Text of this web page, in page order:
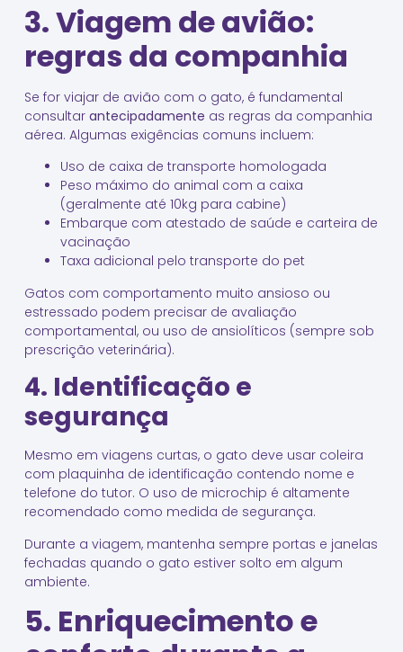
3. Viagem de avião:
regras da companhia
Se for viajar de avião com o gato, é fundamental
consultar antecipadamente as regras da companhia
aérea. Algumas exigências comuns incluem:
Uso de caixa de transporte homologada
Peso máximo do animal com a caixa
(geralmente até 10kg para cabine)
Embarque com atestado de saúde e carteira de
vacinação
Taxa adicional pelo transporte do pet
Gatos com comportamento muito ansioso ou
estressado podem precisar de avaliação
comportamental, ou uso de ansiolíticos (sempre sob
prescrição veterinária).
4. Identificação e
segurança
Mesmo em viagens curtas, o gato deve usar coleira
com plaquinha de identificação contendo nome e
telefone do tutor. O uso de microchip é altamente
recomendado como medida de segurança.
Durante a viagem, mantenha sempre portas e janelas
fechadas quando o gato estiver solto em algum
ambiente.
5. Enriquecimento e